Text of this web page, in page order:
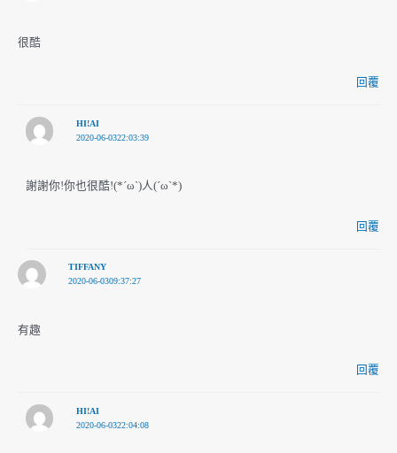
很酷
回覆
HI!AI
2020-06-0322:03:39
謝謝你!你也很酷!(*´ω`)人(´ω`*)
回覆
TIFFANY
2020-06-0309:37:27
有趣
回覆
HI!AI
2020-06-0322:04:08